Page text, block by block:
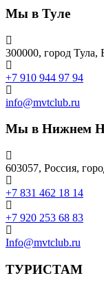
Мы в Туле
300000, город Тула,
+7 910 944 97 94
info@mvtclub.ru
Мы в Нижнем
603057, Россия,
+7 831 462 18 14
+7 920 253 68 83
Info@mvtclub.ru
ТУРИСТАМ